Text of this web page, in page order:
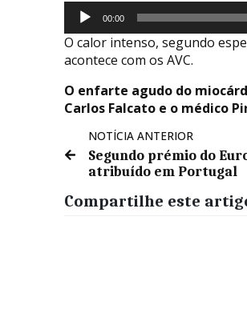
Reprodutor
áudio
00:00
O calor intenso, segundo
acontece com os AVC.
O enfarte agudo do
Carlos Falcato e o médico
NOTÍCIA ANTERIOR
Segundo prémio do
atribuído em Portugal
Compartilhe este